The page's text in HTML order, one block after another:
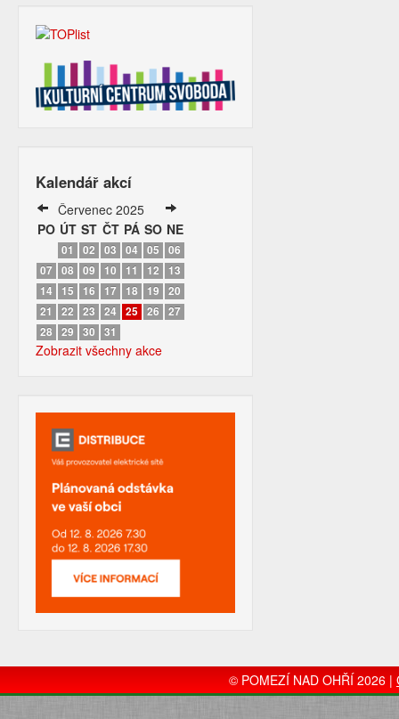
Kalendář akcí
Červenec 2025
PO ÚT ST ČT PÁ SO NE
01 02 03 04 05
06
07 08 09 10 11 12
13
14
15 16 17 18 19
20
21
22 23 24 25 26
27
28
29 30 31
Zobrazit všechny akce
© POMEZÍ NAD OHŘÍ 2026 |